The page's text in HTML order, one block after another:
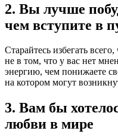
2. Вы лучше
чем вступите в
Старайтесь избегать
не в том, что у вас нет
энергию, чем понижаете
на котором могут
3. Вам бы
любви в мире